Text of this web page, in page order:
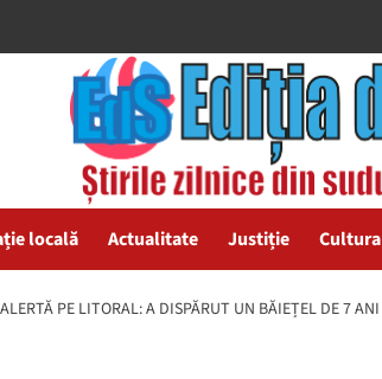
locală Actualitate Justiție Cultura
PE LITORAL: A DISPĂRUT UN BĂIEȚEL DE 7 ANI